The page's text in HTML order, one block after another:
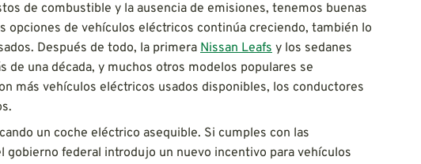
de combustible y la ausencia de emisiones, tenemos buenas
opciones de vehículos eléctricos continúa creciendo, también lo
Después de todo, la primera Nissan Leafs y los sedanes
de una década, y muchos otros modelos populares se
más vehículos eléctricos usados disponibles, los conductores
un coche eléctrico asequible. Si cumples con las
federal introdujo un nuevo incentivo para vehículos